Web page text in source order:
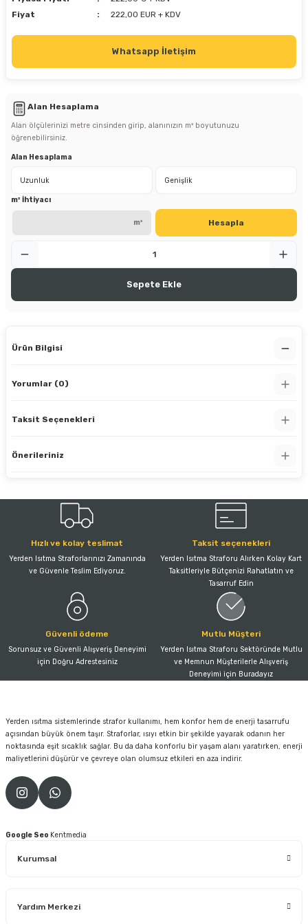
Fiyat
222,00 EUR + KDV
Whatsapp İletişim
Alan Hesaplama
Alan ölçülerinizi metre cinsinden girip, alanınızın m² boyutunuzu
öğrenebilirsiniz.
Alan Hesaplama
m² İhtiyacı
m² Hesapla
Sepete Ekle
Ürün Bilgisi
Yorumlar (0)
Taksit Seçenekleri
Önerileriniz
Hızlı ve kolay teslimat
Yerden Isıtma Straforlarınızı Zamanında
ve Güvenle Teslim Ediyoruz.
Taksit seçenekleri
Yerden Isıtma Straforu Alırken Kolay Kart
Taksitleriyle Bütçenizi Rahatlatın ve
Tasarruf Edin
Güvenli ödeme
Sorunsuz ve Güvenli Alışveriş Deneyimi
için Doğru Adrestesiniz
Mutlu Müşteri
Yerden Isıtma Straforu Sektöründe Mutlu
ve Memnun Müşterilerle Alışveriş
Deneyimi için Buradayız
Yerden ısıtma sistemlerinde strafor kullanımı, hem konfor hem de enerji tasarrufu
açısından büyük önem taşır. Straforlar, ısıyı etkin bir şekilde yayarak odanın her
noktasında eşit sıcaklık sağlar. Bu da daha konforlu bir yaşam alanı yaratırken, enerji
maliyetlerini düşürür ve çevreye olan olumsuz etkileri en aza indirir.
Google Seo Kentmedia
Kurumsal
Yardım Merkezi